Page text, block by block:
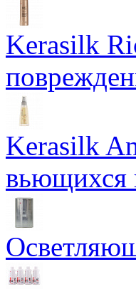
Kerasilk
Kerasilk
вьющихся